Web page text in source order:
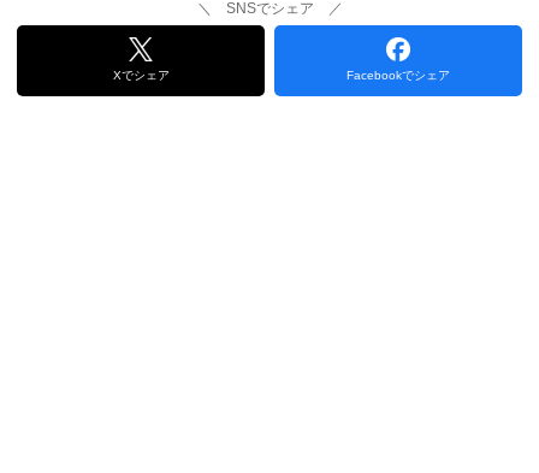
＼ SNSでシェア ／
Xでシェア Facebookでシェア